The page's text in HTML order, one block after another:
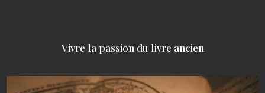
Vivre la passion du livre ancien